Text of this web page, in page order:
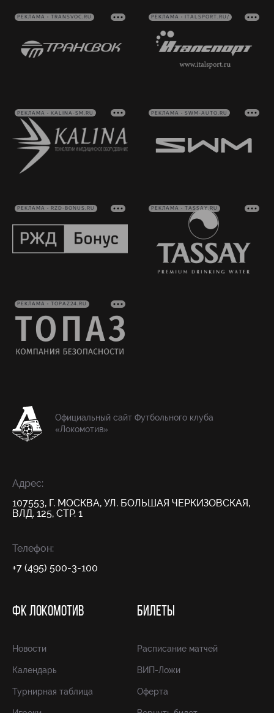
РЕКЛАМА • TRANSVOC.RU РЕКЛАМА • ITALSPORT.RU/
РЕКЛАМА • KALINA-SM.RU РЕКЛАМА • SWM-AUTO.RU
РЕКЛАМА • RZD-BONUS.RU РЕКЛАМА • TASSAY.RU
РЕКЛАМА • TOPAZ24.RU
Официальный сайт Футбольного клуба
«Локомотив»
Адрес:
107553, Г. МОСКВА, УЛ. БОЛЬШАЯ ЧЕРКИЗОВСКАЯ,
ВЛД. 125, СТР. 1
Телефон:
+7 (495) 500-3-100
ФК ЛОКОМОТИВ
Новости
Календарь
Турнирная таблица
БИЛЕТЫ
Расписание матчей
ВИП-Ложи
Оферта